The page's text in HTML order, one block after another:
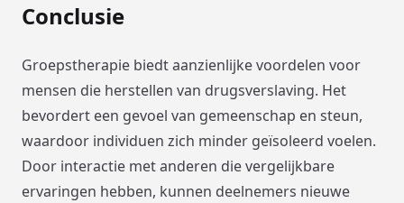
Conclusie
Groepstherapie biedt aanzienlijke voordelen voor
mensen die herstellen van drugsverslaving. Het
bevordert een gevoel van gemeenschap en steun,
waardoor individuen zich minder geïsoleerd voelen.
Door interactie met anderen die vergelijkbare
ervaringen hebben, kunnen deelnemers nieuwe